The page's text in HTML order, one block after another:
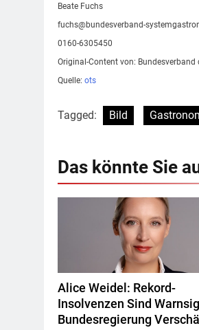
Beate Fuchs
fuchs@bundesverband-
0160-6305450
Original-Content von:
Quelle: ots
Tagged: Bild
Das könnte Sie
Alice Weidel: Rekord-
Insolvenzen Sind
Bundesregierung